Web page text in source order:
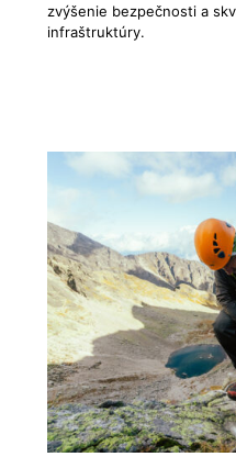
zvýšenie bezpečnosti a
infraštruktúry.